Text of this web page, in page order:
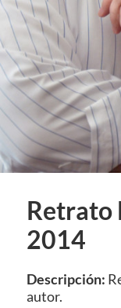
Retrato
2014
Descripción:
autor.